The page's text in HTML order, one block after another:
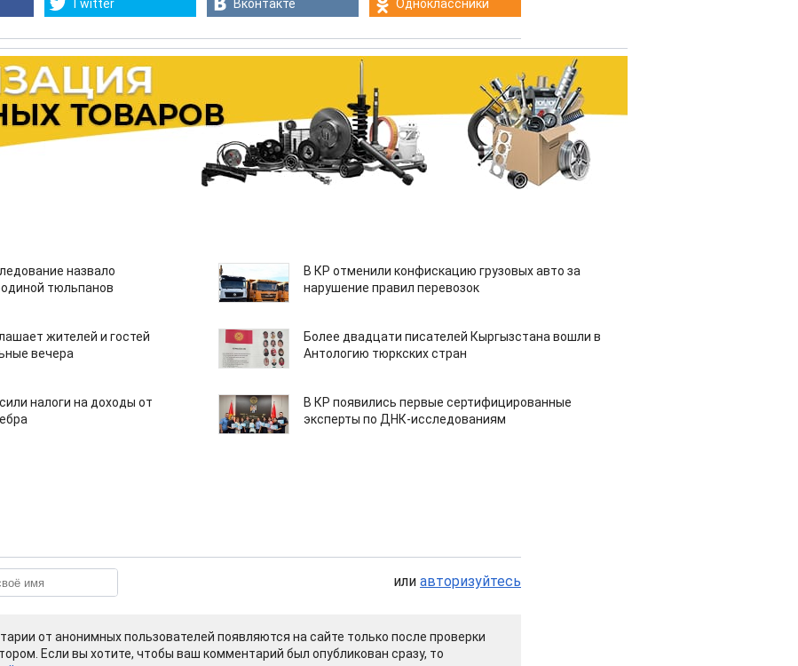
Twitter Вконтакте Одноклассники
назвало
тюльпанов
В КР отменили конфискацию грузовых авто за
нарушение правил перевозок
жителей и гостей
вечера
Более двадцати писателей Кыргызстана вошли в
Антологию тюркских стран
налоги на доходы от
В КР появились первые сертифицированные
эксперты по ДНК-исследованиям
или авторизуйтесь
от анонимных пользователей появляются на сайте только после проверки
Если вы хотите, чтобы ваш комментарий был опубликован сразу, то